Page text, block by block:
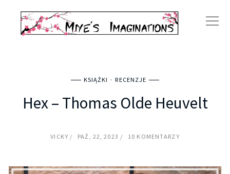
KSIĄŻKI RECENZJE
Hex – Thomas Olde Heuvelt
VICKY PAŹ, 22, 2023 10 KOMENTARZY